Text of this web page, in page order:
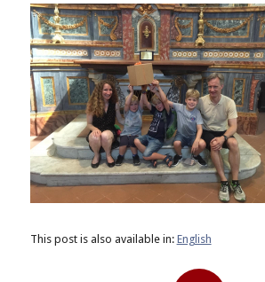
This post is also available in: English